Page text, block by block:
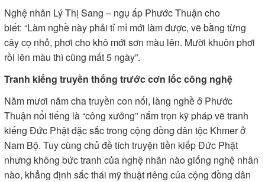
Nghệ nhân Lý Thị Sang – ngụ ấp Phước Thuận cho
biết: “Làm nghề này phải tỉ mỉ mới làm được, vẽ bằng từng
cây cọ nhỏ, phơi cho khô mới sơn màu lên. Mười khuôn phơi
rồi lên màu thì cũng mất 5 ngày”.
Tranh kiếng truyền thống trước cơn lốc công nghệ
Năm mươi năm cha truyền con nối, làng nghề ở Phước
Thuận nổi tiếng là “công xưởng” nắm trọn kỹ pháp vẽ tranh
kiếng Đức Phật đặc sắc trong cộng đồng dân tộc Khmer ở
Nam Bộ. Tuy cùng chủ đề tích truyện tiền kiếp Đức Phật
nhưng không bức tranh của nghệ nhân nào giống nghệ nhân
nào, khẳng định sắc thái mỹ thuật riêng của cộng đồng dân